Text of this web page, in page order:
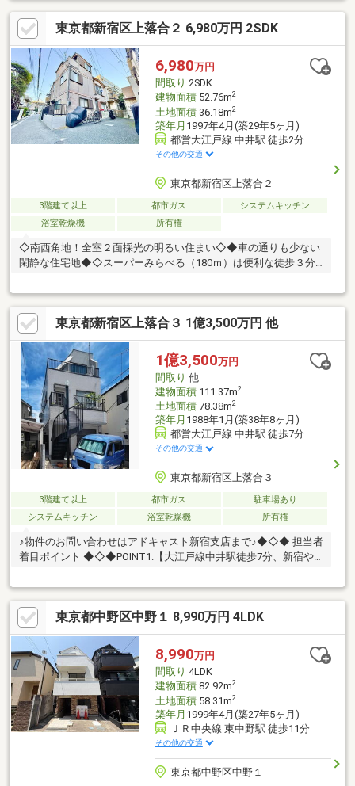
をお約束いたします■都心エリアに特化した情報網を駆使し、最
良の不動産をご提案■住宅ローンシュミレーション無料相談会
毎日随時開催中■ウォールメイトオリジナルの住宅購入・住替え
等について 分かりやすく解説したガイドブックをご希望者様に
【無料プレゼント】～弊社ホームページ～https://wallmate.co.jp/
～
東京都新宿区上落合２ 6,980万円 2SDK
6,980万円
間取り 2SDK
建物面積52.76m2
土地面積36.18m2
築年月 1997年4月(築29年5ヶ月)
都営大江戸線 中井駅 徒歩2分
その他の交通
東京都新宿区上落合２
3階建て以上 都市ガス
システムキッチン
浴室乾燥機
所有権
◇南西角地！全室２面採光の明るい住まい◇◆車の通りも少ない
閑静な住宅地◆◇スーパーみらべる（180ｍ）は便利な徒歩３分
◇◇◆◇◆◇◆◇◆◇◆◇◆◇◆◇◆◇◆◇◆◇◆◇◆◇◆【ラ
イフプラン】本物件においての住宅ローンシミュレーションはも
ちろん、本物件購入後１０～２０年後のライフサイクルの変化を
見据えた長期的なライフプランシミュレーションを実施します。
【物件調査報告書】本物件に関する独自の物件調査報告書を作成
します。重要事項説明に載らないような住んでから気になる事項
を色々な角度から調査して、お客様にとっての購入リスクの有無
を徹底的に確認して提供します。
東京都新宿区上落合３ 1億3,500万円 他
1億3,500万円
間取り 他
建物面積111.37m2
土地面積78.38m2
築年月 1988年1月(築38年8ヶ月)
都営大江戸線 中井駅 徒歩7分
その他の交通
東京都新宿区上落合３
3階建て以上 都市ガス
駐車場あり
システムキッチン
浴室乾燥機 所有権
♪物件のお問い合わせはアドキャスト新宿支店まで♪◆◇◆ 担当者
着目ポイント ◆◇◆POINT1.【大江戸線中井駅徒歩7分、新宿や
【土地面積78平米超、南向き3階建てにつき豊かな陽光が差し込
む明るい住空間。】POINT3.【1R2戸と3DKの機能的な構成、カー
スペースも確保された鉄骨造の快適な邸。】
◇◆◇◆◇◆◇◆◇◆◇◆◇◆◇【ライフプラン】本物件にお
いての住宅ローンシミュレーションはもちろん、本物件購入後１
０～２０年後のライフサイクルの変化を見据えた長期的なライフ
プランシミュレーションを実施します。
東京都中野区中野１ 8,990万円 4LDK
8,990万円
間取り 4LDK
建物面積82.92m2
土地面積58.31m2
築年月 1999年4月(築27年5ヶ月)
ＪＲ中央線 東中野駅 徒歩11分
その他の交通
東京都中野区中野１